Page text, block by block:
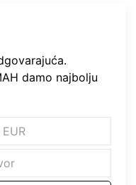
damo najbolju